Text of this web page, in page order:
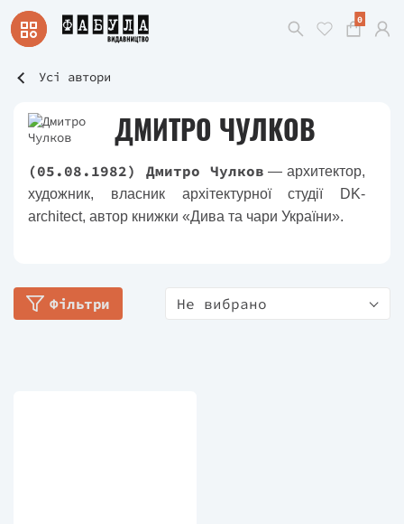
0
Усі автори
ДМИТРО ЧУЛКОВ
(05.08.1982) Дмитро Чулков — архитектор,
художник, власник архітектурної студії DK-
architect, автор книжки «Дива та чари України».
Фільтри Не вибрано